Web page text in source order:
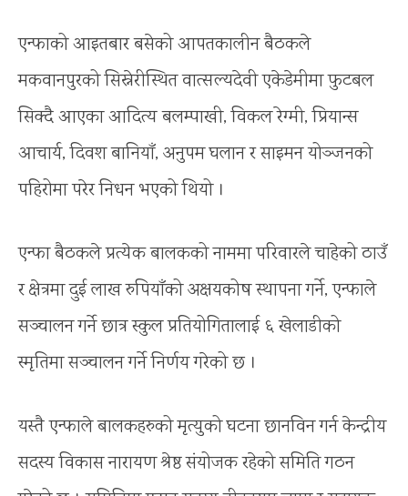
एन्फाको आइतबार बसेको आपतकालीन बैठकले
मकवानपुरको सिस्नेरीस्थित वात्सल्यदेवी एकेडेमीमा फुटबल
सिक्दै आएका आदित्य बलम्पाखी, विकल रेग्मी, प्रियान्स
आचार्य, दिवश बानियाँ, अनुपम घलान र साइमन योञ्जनको
पहिरोमा परेर निधन भएको थियो ।
एन्फा बैठकले प्रत्येक बालकको नाममा परिवारले चाहेको ठाउँ
र क्षेत्रमा दुई लाख रुपियाँको अक्षयकोष स्थापना गर्ने, एन्फाले
सञ्चालन गर्ने छात्र स्कुल प्रतियोगितालाई ६ खेलाडीको
स्मृतिमा सञ्चालन गर्ने निर्णय गरेको छ ।
यस्तै एन्फाले बालकहरुको मृत्युको घटना छानविन गर्न केन्द्रीय
सदस्य विकास नारायण श्रेष्ठ संयोजक रहेको समिति गठन